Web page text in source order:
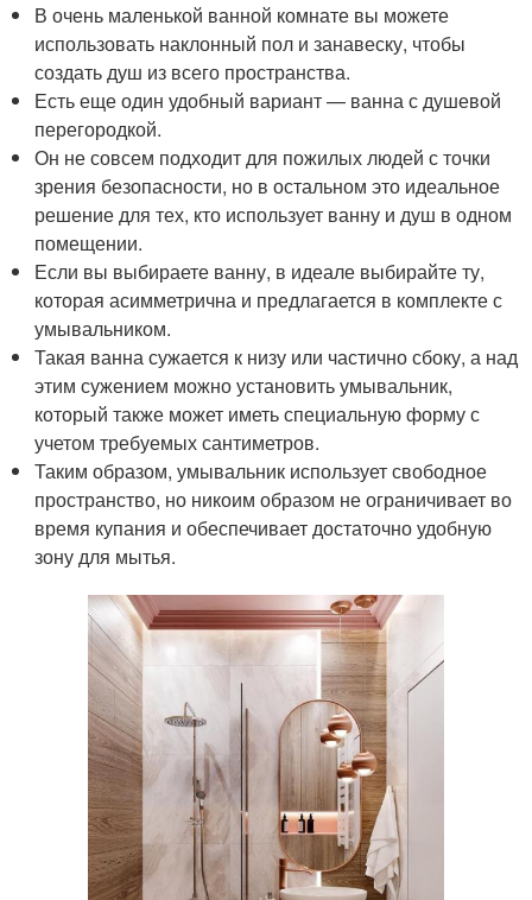
В очень маленькой ванной комнате вы можете
использовать наклонный пол и занавеску, чтобы
создать душ из всего пространства.
Есть еще один удобный вариант — ванна с душевой
перегородкой.
Он не совсем подходит для пожилых людей с точки
зрения безопасности, но в остальном это идеальное
решение для тех, кто использует ванну и душ в одном
помещении.
Если вы выбираете ванну, в идеале выбирайте ту,
которая асимметрична и предлагается в комплекте с
умывальником.
Такая ванна сужается к низу или частично сбоку, а над
этим сужением можно установить умывальник,
который также может иметь специальную форму с
учетом требуемых сантиметров.
Таким образом, умывальник использует свободное
пространство, но никоим образом не ограничивает во
время купания и обеспечивает достаточно удобную
зону для мытья.